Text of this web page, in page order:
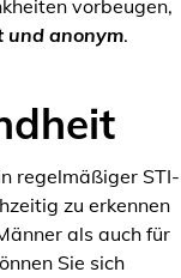
vorbeugen,
und anonym.
regelmäßiger STI-
zu erkennen
als auch für
Sie sich